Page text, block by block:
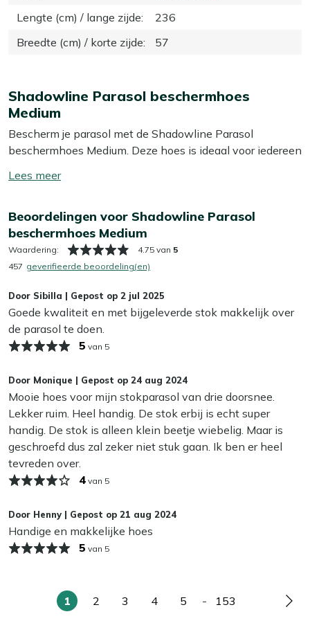
Lengte (cm) / lange zijde:
236
Breedte (cm) / korte zijde: 57
Shadowline Parasol beschermhoes
Medium
Bescherm je parasol met de Shadowline Parasol
beschermhoes Medium. Deze hoes is ideaal voor iedereen
regent of de zon fel schijnt, met deze hoes blijft je parasol
elke tuinset en voegt hij een stijlvolle touch toe aan je
buitenruimte. De hoes is eenvoudig te plaatsen, zodat je
snel weer kunt genieten van je tuin. Zorg ervoor dat je
parasol altijd klaar is voor gebruik!
Eigenschappen
Bescherming tegen weersinvloeden:
beschermt je parasol tegen regen, vuil en UV-straling,
Eenvoudig te plaatsen:
Met een handige ritssluiting
en vaak een stok om de hoes eenvoudig over de
parasol te schuiven, is hij in een handomdraai te
plaatsen.
Stijlvolle kleur:
De antracietkleurige hoes past
perfect bij elke tuinset en voegt een stijlvolle touch
toe aan je buitenruimte.
Bekijk meer Parasolhoezen
Bekijk meer Parasolaccessoires
Toon/verberg
Beoordelingen voor Shadowline Parasol
beschermhoes Medium
Waardering: 4.75 van 5
457 geverifieerde beoordeling(en)
Door Sibilla | Gepost op 2 jul 2025
Goede kwaliteit en met bijgeleverde stok makkelijk over
de parasol te doen.
5 van 5
Door Monique | Gepost op 24 aug 2024
Mooie hoes voor mijn stokparasol van drie doorsnee.
Lekker ruim. Heel handig. De stok erbij is echt super
handig. De stok is alleen klein beetje wiebelig. Maar is
geschroefd dus zal zeker niet stuk gaan. Ik ben er heel
tevreden over.
4 van 5
Door Henny | Gepost op 21 aug 2024
Handige en makkelijke hoes
5 van 5
U
1
Pagina
2
Pagina
3
Pagina
4
Pagina
5 -
Pagina
153